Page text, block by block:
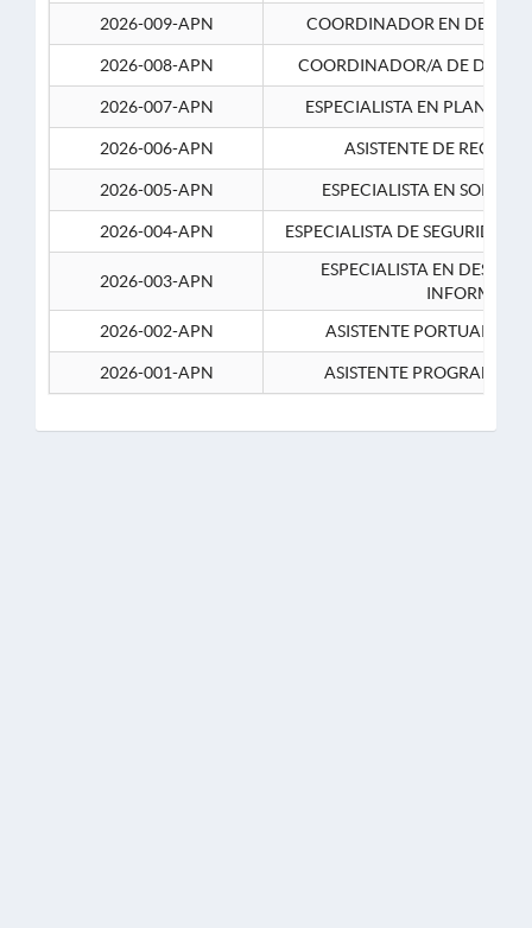
2026-009-APN COORDINADOR EN
2026-008-APN COORDINADOR/A DE
2026-007-APN ESPECIALISTA EN
2026-006-APN ASISTENTE DE
2026-005-APN ESPECIALISTA EN
2026-004-APN ESPECIALISTA DE SEGURIDAD
2026-003-APN
ESPECIALISTA EN
2026-002-APN
ASISTENTE PORTUARIO 2-
2026-001-APN ASISTENTE